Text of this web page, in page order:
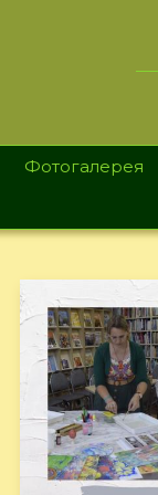
Фотогалерея